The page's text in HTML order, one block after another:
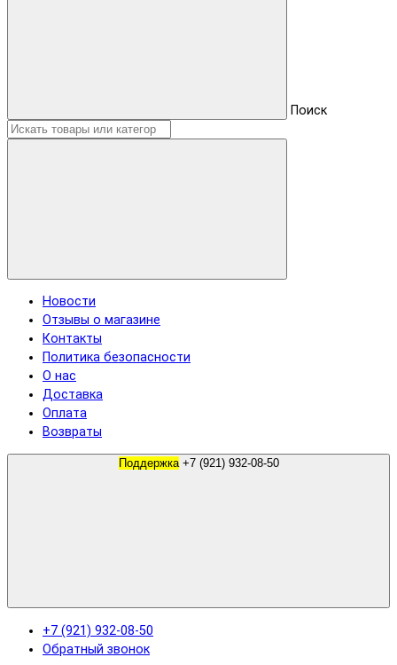
Поиск
Новости
Отзывы о магазине
Контакты
Политика безопасности
О нас
Доставка
Оплата
Возвраты
Поддержка +7 (921) 932-08-50
+7 (921) 932-08-50
Обратный звонок